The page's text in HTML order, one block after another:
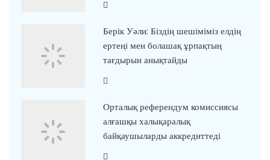
Берік Уәли: Біздің шешіміміз елдің
ертеңі мен болашақ ұрпақтың
тағдырын анықтайды
Орталық референдум комиссиясы
алғашқы халықаралық
байқаушыларды аккредиттеді